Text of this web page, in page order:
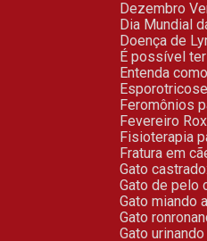
Dezembro
Dia Mundial
Doença de
É possível
Entenda
Feromônios
Fevereiro
Fisioterapia
Fratura em
Gato
Gato de
Gato
Gato
Gato